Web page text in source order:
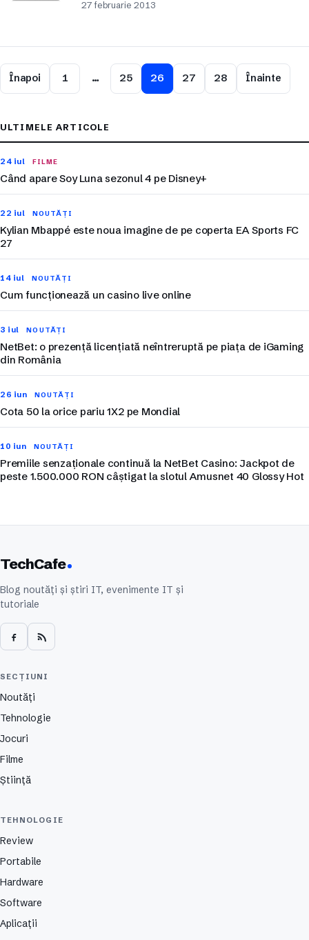
27 februarie 2013
Înapoi 1 … 25 26 27 28 Înainte
ULTIMELE ARTICOLE
24 iul FILME
Când apare Soy Luna sezonul 4 pe Disney+
22 iul NOUTĂȚI
Kylian Mbappé este noua imagine de pe coperta EA Sports FC
27
14 iul NOUTĂȚI
Cum funcționează un casino live online
3 iul NOUTĂȚI
NetBet: o prezență licențiată neîntreruptă pe piața de iGaming
din România
26 iun NOUTĂȚI
Cota 50 la orice pariu 1X2 pe Mondial
10 iun NOUTĂȚI
Premiile senzaționale continuă la NetBet Casino: Jackpot de
peste 1.500.000 RON câștigat la slotul Amusnet 40 Glossy Hot
TechCafe
Blog noutăți și știri IT, evenimente IT și
tutoriale
SECȚIUNI
Noutăți
Tehnologie
Jocuri
Filme
Știință
TEHNOLOGIE
Review
Portabile
Hardware
Software
Aplicații